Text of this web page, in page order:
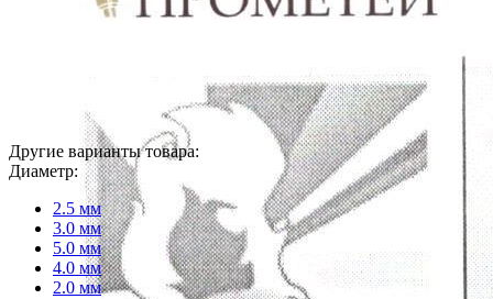
Другие варианты товара:
Диаметр:
2.5 мм
3.0 мм
5.0 мм
4.0 мм
2.0 мм